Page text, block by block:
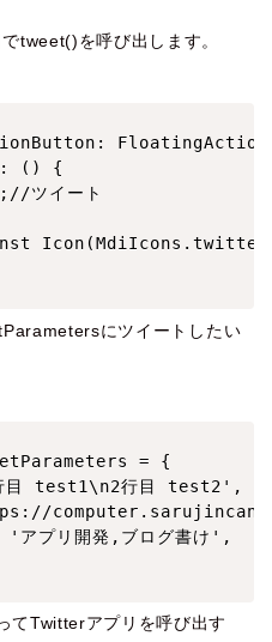
tweet()を呼び出します。
() {
ツイート
にツイートしたい
= {
test1\n2行目 test2',
プリ開発,ブログ書け',
てTwitterアプリを呼び出す